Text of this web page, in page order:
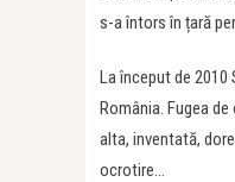
s-a întors în țară
La început de 2010
România. Fugea
alta, inventată,
ocrotire…